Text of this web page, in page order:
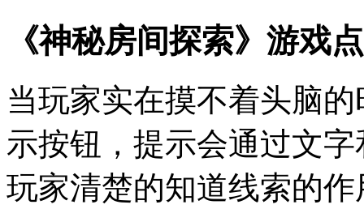
《神秘房间探索》游戏
当玩家实在摸不着头脑
示按钮，提示会通过文
玩家清楚的知道线索的作